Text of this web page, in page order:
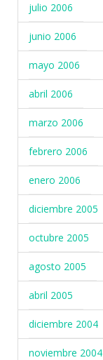
julio 2006
junio 2006
mayo 2006
abril 2006
marzo 2006
febrero 2006
enero 2006
diciembre 2005
octubre 2005
agosto 2005
abril 2005
diciembre 2004
noviembre 2004